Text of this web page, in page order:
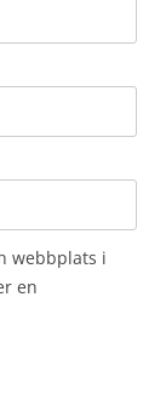
webbplats i
en